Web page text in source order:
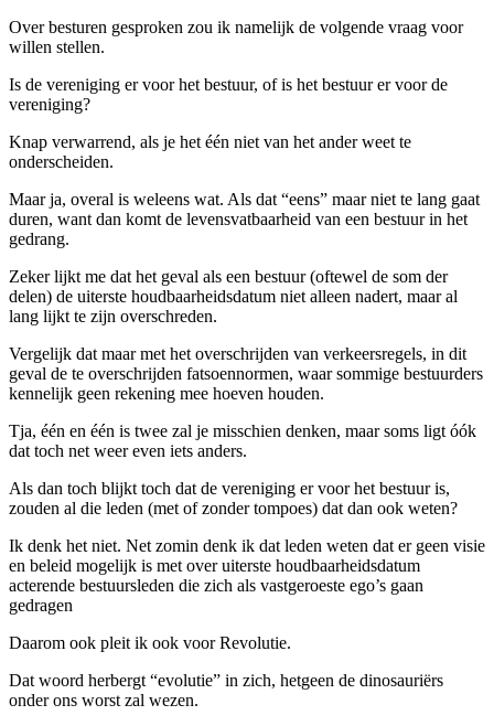
Over besturen gesproken zou ik namelijk de volgende vraag voor
willen stellen.
Is de vereniging er voor het bestuur, of is het bestuur er voor de
vereniging?
Knap verwarrend, als je het één niet van het ander weet te
onderscheiden.
Maar ja, overal is weleens wat. Als dat “eens” maar niet te lang gaat
duren, want dan komt de levensvatbaarheid van een bestuur in het
gedrang.
Zeker lijkt me dat het geval als een bestuur (oftewel de som der
delen) de uiterste houdbaarheidsdatum niet alleen nadert, maar al
lang lijkt te zijn overschreden.
Vergelijk dat maar met het overschrijden van verkeersregels, in dit
geval de te overschrijden fatsoennormen, waar sommige bestuurders
kennelijk geen rekening mee hoeven houden.
Tja, één en één is twee zal je misschien denken, maar soms ligt óók
dat toch net weer even iets anders.
Als dan toch blijkt toch dat de vereniging er voor het bestuur is,
zouden al die leden (met of zonder tompoes) dat dan ook weten?
Ik denk het niet. Net zomin denk ik dat leden weten dat er geen visie
en beleid mogelijk is met over uiterste houdbaarheidsdatum
acterende bestuursleden die zich als vastgeroeste ego’s gaan
gedragen
Daarom ook pleit ik ook voor Revolutie.
Dat woord herbergt “evolutie” in zich, hetgeen de dinosauriërs
onder ons worst zal wezen.